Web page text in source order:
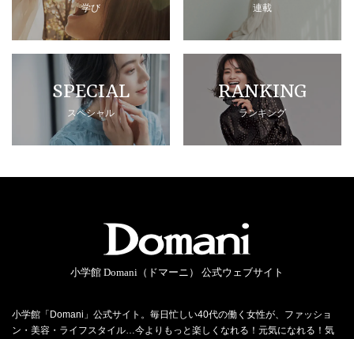
学び 連載
SPECIAL
スペシャル
RANKING
ランキング
小学館 Domani（ドマーニ） 公式ウェブサイト
小学館「Domani」公式サイト。毎日忙しい40代の働く女性が、ファッショ
ン・美容・ライフスタイル…今よりもっと楽しくなれる！元気になれる！気